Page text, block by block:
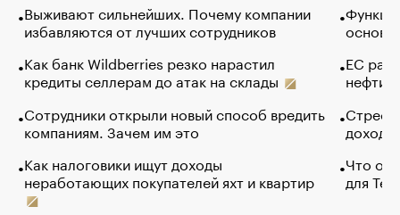
Выживают сильнейших. Почему компании
избавляются от лучших сотрудников
Как банк Wildberries резко нарастил
кредиты селлерам до атак на склады
Сотрудники открыли новый способ вредить
компаниям. Зачем им это
Как налоговики ищут доходы
неработающих покупателей яхт и квартир
основ
ЕС
нефти
Что
для